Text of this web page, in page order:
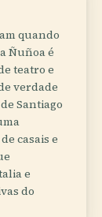
quando
Ñuñoa é
teatro e
verdade
Santiago
casais e
e
do